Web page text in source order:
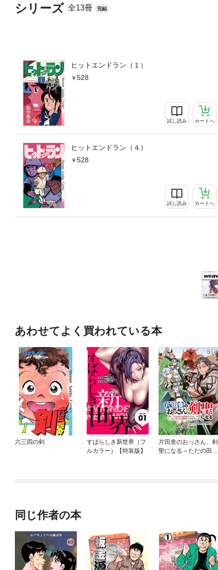
シリーズ 全13冊 完結
ヒットエンドラン（１）
528
試し読み カートへ
ヒットエンドラン（４）
528
試し読み カートへ
あわせてよく買われている本
六三四の剣
すばらしき新世界（フ
ルカラー）【特装版】
片田舎のおっさん、剣
聖になる～ただの田舎
同じ作者の本